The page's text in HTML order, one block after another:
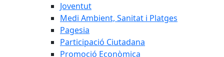
Joventut
Medi Ambient, Sanitat i Platges
Pagesia
Participació Ciutadana
Promoció Econòmica